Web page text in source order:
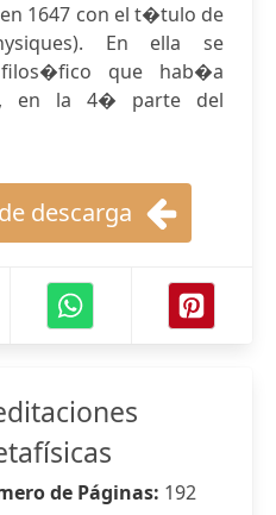
1647 con el t�tulo de
En ella se
que hab�a
en la 4� parte del
descarga
de Páginas: 192